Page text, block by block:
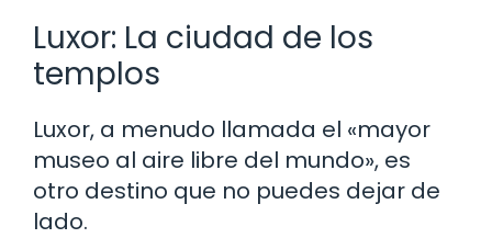
Luxor: La ciudad de los
templos
Luxor, a menudo llamada el «mayor
museo al aire libre del mundo», es
otro destino que no puedes dejar de
lado.